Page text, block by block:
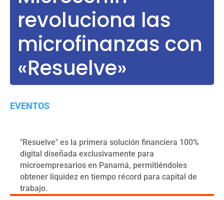
revoluciona las
microfinanzas con
«Resuelve»
EVENTOS
"Resuelve" es la primera solución financiera 100%
digital diseñada exclusivamente para
microempresarios en Panamá, permitiéndoles
obtener liquidez en tiempo récord para capital de
trabajo.